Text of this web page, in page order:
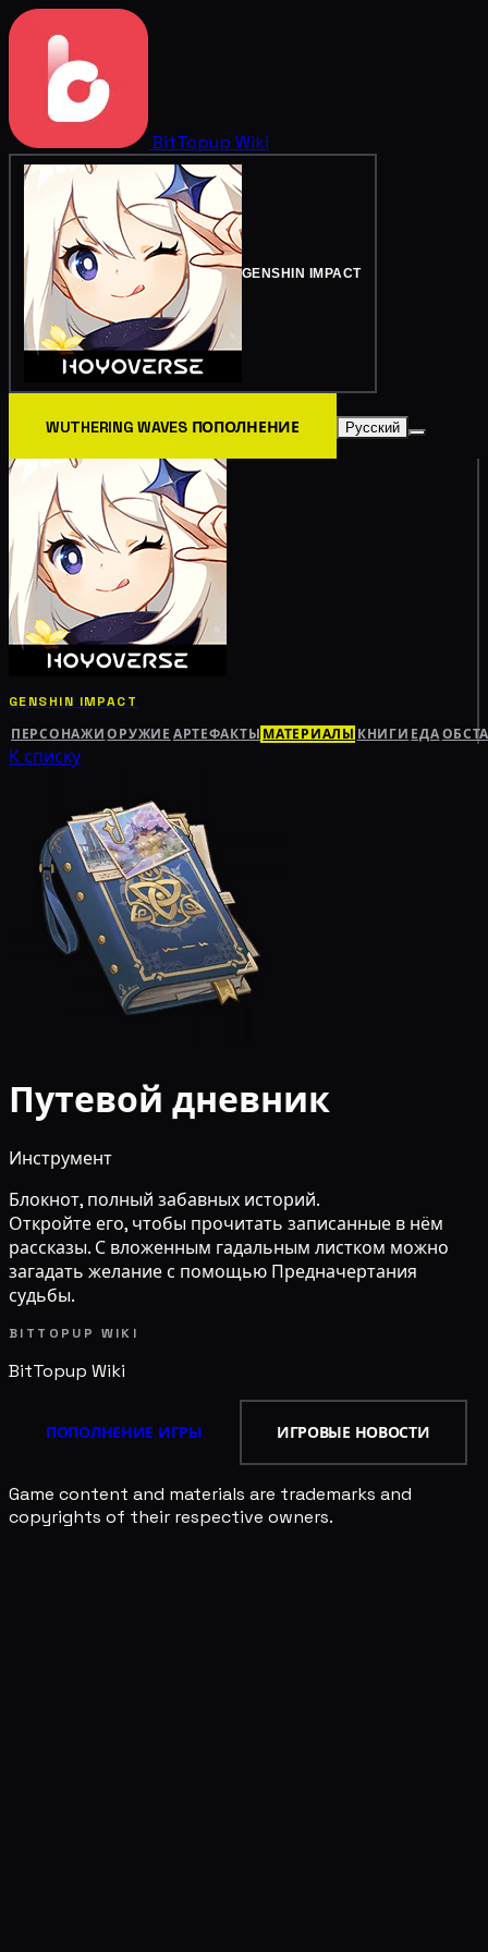
BitTopup Wiki
GENSHIN IMPACT
WUTHERING WAVES ПОПОЛНЕНИЕ Русский
GENSHIN IMPACT
ПЕРСОНАЖИ ОРУЖИЕ АРТЕФАКТЫ МАТЕРИАЛЫ КНИГИ ЕДА
К списку
Путевой дневник
Инструмент
Блокнот, полный забавных историй.
Откройте его, чтобы прочитать записанные в нём
рассказы. С вложенным гадальным листком можно
загадать желание с помощью Предначертания
судьбы.
BITTOPUP WIKI
BitTopup Wiki
ПОПОЛНЕНИЕ ИГРЫ ИГРОВЫЕ НОВОСТИ
Game content and materials are trademarks and
copyrights of their respective owners.